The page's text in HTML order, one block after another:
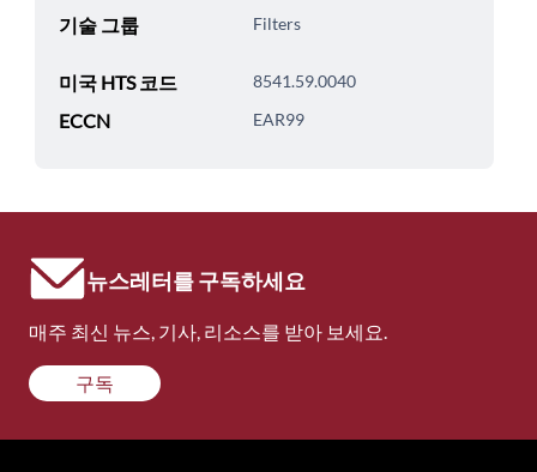
기술 그룹 Filters
미국 HTS 코드 8541.59.0040
ECCN EAR99
뉴스레터를 구독하세요
매주 최신 뉴스, 기사, 리소스를 받아 보세요.
구독